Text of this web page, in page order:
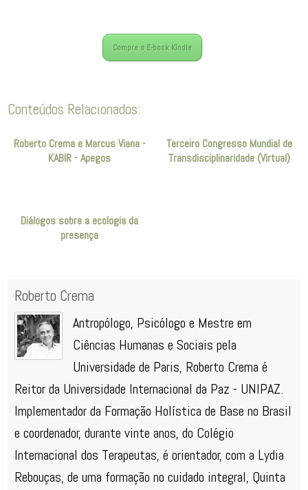
Compre o E-book Kindle
Conteúdos Relacionados:
Roberto Crema e Marcus Viana -
KABIR - Apegos
Terceiro Congresso Mundial de
Transdisciplinaridade (Virtual)
Diálogos sobre a ecologia da
presença
Roberto Crema
Antropólogo, Psicólogo e Mestre em
Ciências Humanas e Sociais pela
Universidade de Paris, Roberto Crema é
Reitor da Universidade Internacional da Paz - UNIPAZ.
Implementador da Formação Holística de Base no Brasil
e coordenador, durante vinte anos, do Colégio
Internacional dos Terapeutas, é orientador, com a Lydia
Rebouças, de uma formação no cuidado integral, Quinta